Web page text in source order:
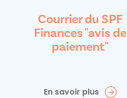
Courrier du SPF
Finances "avis de
paiement"
En savoir plus